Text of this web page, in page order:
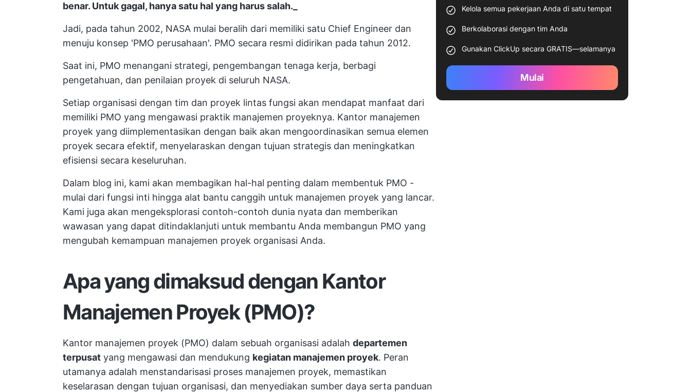
benar. Untuk gagal, hanya satu hal yang harus salah._
Jadi, pada tahun 2002, NASA mulai beralih dari memiliki satu Chief Engineer dan
menuju konsep 'PMO perusahaan'. PMO secara resmi didirikan pada tahun 2012.
Saat ini, PMO menangani strategi, pengembangan tenaga kerja, berbagi
pengetahuan, dan penilaian proyek di seluruh NASA.
Setiap organisasi dengan tim dan proyek lintas fungsi akan mendapat manfaat dari
memiliki PMO yang mengawasi praktik manajemen proyeknya. Kantor manajemen
proyek yang diimplementasikan dengan baik akan mengoordinasikan semua elemen
proyek secara efektif, menyelaraskan dengan tujuan strategis dan meningkatkan
efisiensi secara keseluruhan.
Dalam blog ini, kami akan membagikan hal-hal penting dalam membentuk PMO -
mulai dari fungsi inti hingga alat bantu canggih untuk manajemen proyek yang lancar.
Kami juga akan mengeksplorasi contoh-contoh dunia nyata dan memberikan
wawasan yang dapat ditindaklanjuti untuk membantu Anda membangun PMO yang
mengubah kemampuan manajemen proyek organisasi Anda.
Apa yang dimaksud dengan Kantor
Manajemen Proyek (PMO)?
Kantor manajemen proyek (PMO) dalam sebuah organisasi adalah departemen
terpusat yang mengawasi dan mendukung kegiatan manajemen proyek. Peran
utamanya adalah menstandarisasi proses manajemen proyek, memastikan
keselarasan dengan tujuan organisasi, dan menyediakan sumber daya serta panduan
Kelola semua pekerjaan Anda di satu tempat
Berkolaborasi dengan tim Anda
Gunakan ClickUp secara GRATIS—selamanya
Mulai